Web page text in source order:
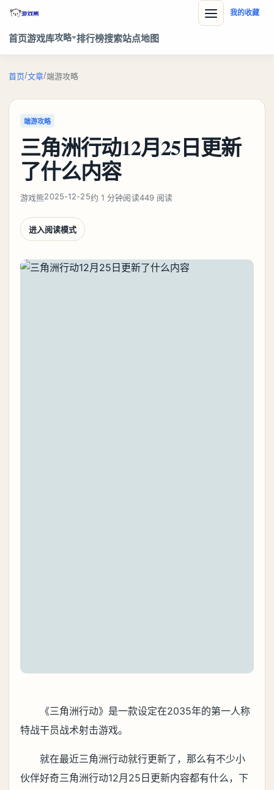
首页游戏库攻略 排行榜搜索站点地图
我的收藏
首页/文章/端游攻略
端游攻略
三角洲行动12月25日更新
了什么内容
游戏熊2025-12-25约 1 分钟阅读449 阅读
进入阅读模式
《三角洲行动》是一款设定在2035年的第一人称
特战干员战术射击游戏。
就在最近三角洲行动就行更新了，那么有不少小
伙伴好奇三角洲行动12月25日更新内容都有什么，下